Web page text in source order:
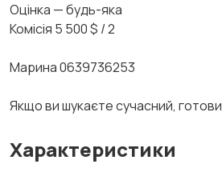
Оцінка — будь-яка
Комісія 5 500 $ / 2
Марина 0639736253
Якщо ви шукаєте сучасний,
Характеристики